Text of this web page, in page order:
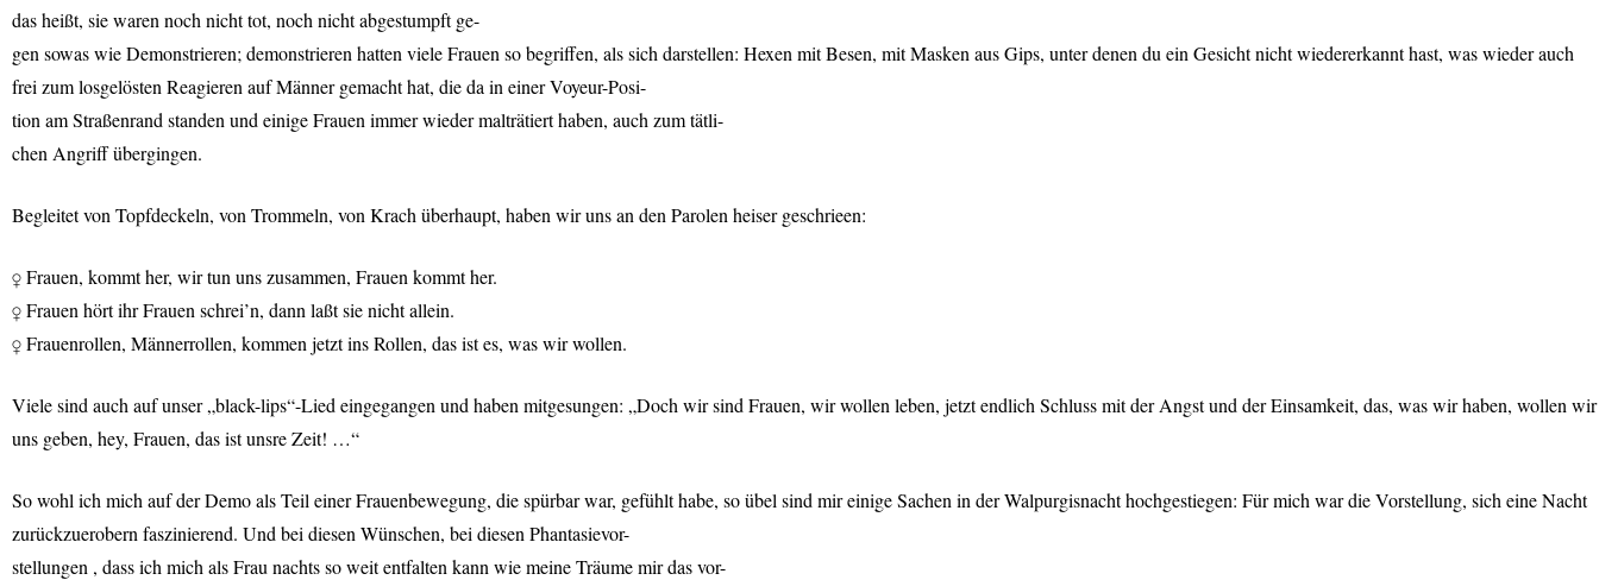
das heißt, sie waren noch nicht tot, noch nicht abgestumpft ge-
gen sowas wie Demonstrieren; demonstrieren hatten viele Frauen so begriffen, als sich darstellen: Hexen mit Besen, mit Masken aus Gips, unter denen du ein Gesicht nicht wiedererkannt hast, was wieder auch
frei zum losgelösten Reagieren auf Männer gemacht hat, die da in einer Voyeur-Posi-
tion am Straßenrand standen und einige Frauen immer wieder malträtiert haben, auch zum tätli-
chen Angriff übergingen.
Begleitet von Topfdeckeln, von Trommeln, von Krach überhaupt, haben wir uns an den Parolen heiser geschrieen:
♀ Frauen, kommt her, wir tun uns zusammen, Frauen kommt her.
♀ Frauen hört ihr Frauen schrei’n, dann laßt sie nicht allein.
♀ Frauenrollen, Männerrollen, kommen jetzt ins Rollen, das ist es, was wir wollen.
Viele sind auch auf unser „black-lips“-Lied eingegangen und haben mitgesungen: „Doch wir sind Frauen, wir wollen leben, jetzt endlich Schluss mit der Angst und der Einsamkeit, das, was wir haben, wollen wir
uns geben, hey, Frauen, das ist unsre Zeit! …“
So wohl ich mich auf der Demo als Teil einer Frauenbewegung, die spürbar war, gefühlt habe, so übel sind mir einige Sachen in der Walpurgisnacht hochgestiegen: Für mich war die Vorstellung, sich eine Nacht
zurückzuerobern faszinierend. Und bei diesen Wünschen, bei diesen Phantasievor-
stellungen , dass ich mich als Frau nachts so weit entfalten kann wie meine Träume mir das vor-